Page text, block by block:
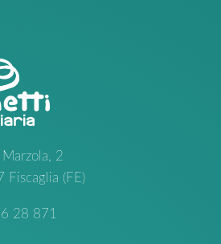
Marzola, 2
Fiscaglia (FE)
28 871